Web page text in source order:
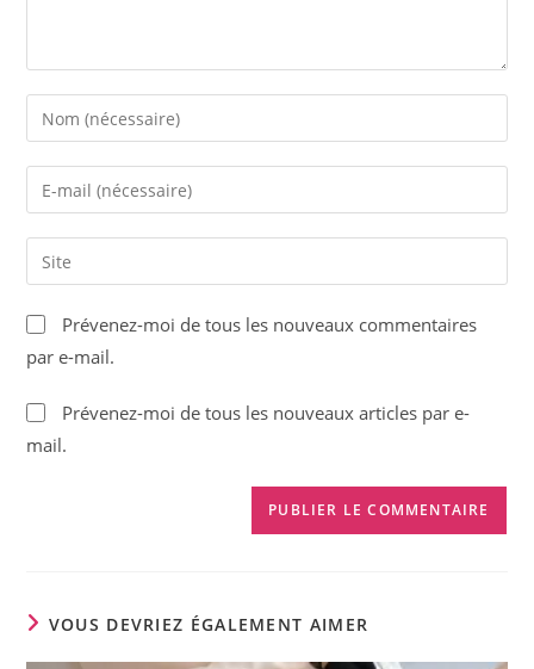
Enter
your
name
comment
Enter
your
email
address
comment
Saisir
l’URL
de
votre
site
(facultatif)
Prévenez-moi de tous les nouveaux commentaires
par e-mail.
Prévenez-moi de tous les nouveaux articles par e-
mail.
VOUS DEVRIEZ ÉGALEMENT AIMER